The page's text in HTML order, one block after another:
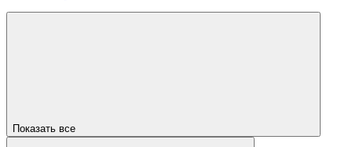
Показать все